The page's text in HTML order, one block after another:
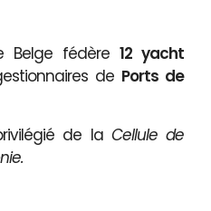
Belge fédère 12 yacht
de Ports de
de la Cellule de